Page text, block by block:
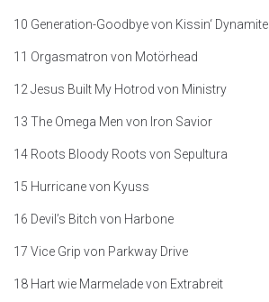
10 Generation-Goodbye von Kissin‘ Dynamite
11 Orgasmatron von Motörhead
12 Jesus Built My Hotrod von Ministry
13 The Omega Men von Iron Savior
14 Roots Bloody Roots von Sepultura
15 Hurricane von Kyuss
16 Devil’s Bitch von Harbone
17 Vice Grip von Parkway Drive
18 Hart wie Marmelade von Extrabreit